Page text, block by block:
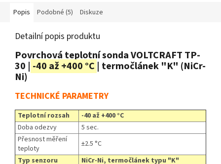
Popis Podobné (5) Diskuze
Detailní popis produktu
Povrchová teplotní sonda VOLTCRAFT TP-
30 | -40 až +400 °C | termočlánek "K" (NiCr-
Ni)
TECHNICKÉ PARAMETRY
Teplotní rozsah
-40 až +400 °C
Doba odezvy
5 sec.
Přesnost měření
teploty
±2.5 °C
Typ senzoru
NiCr-Ni, termočlánek typu "K"